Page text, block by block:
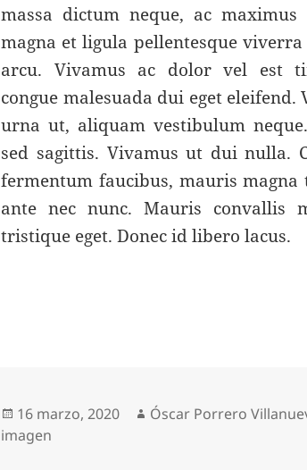
massa dictum neque, ac
magna et ligula pellentesque
arcu. Vivamus ac dolor vel est
congue malesuada dui eget
urna ut, aliquam vestibulum
sed sagittis. Vivamus ut dui nulla.
fermentum faucibus, mauris
ante nec nunc. Mauris convallis
tristique eget. Donec id libero lacus.
Publicado
el
16 marzo, 2020 Autor
Óscar Porrero
imagen